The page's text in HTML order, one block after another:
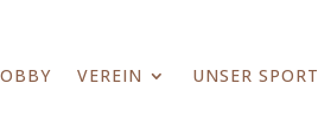
VEREIN UNSER SPORT